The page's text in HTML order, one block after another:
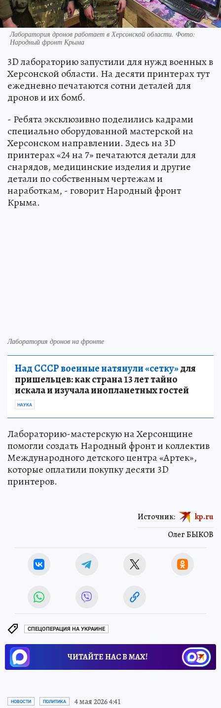
Лаборатория дронов работает в Херсонской области. Фото:
Народный фронт Крыма
3D лабораторию запустили для нужд военных в
Херсонской области. На десяти принтерах тут
ежедневно печатаются сотни деталей для
дронов и их бомб.
- Ребята эксклюзивно поделились кадрами
специально оборудованной мастерской на
Херсонском направлении. Здесь на 3D
принтерах «24 на 7» печатаются детали для
снарядов, медицинские изделия и другие
детали по собственным чертежам и
наработкам, - говорит Народный фронт
Крыма.
Лаборатория дронов на фронте
Над СССР военные натянули «сетку»для
пришельцев: как страна 13 лет тайно
искала и изучала инопланетных гостей
НАУКА
Лабораторию-мастерскую на Херсонщине
помогли создать Народный фронт и коллектив
Международного детского центра «Артек»,
которые оплатили покупку десяти 3D
принтеров.
Олег БЫКОВ
Источник: kp.ru
СПЕЦОПЕРАЦИЯ НА УКРАИНЕ
ЧИТАЙТЕ НАС В МАХ!
НОВОСТИ ПОЛИТИКА 4 мая 2026 4:41